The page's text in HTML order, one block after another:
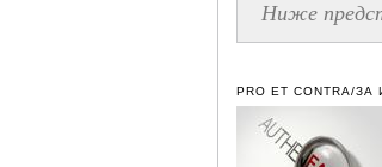
Ниже
PRO ET CONTRA/